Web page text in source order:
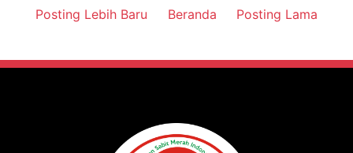
Posting Lebih Baru Posting Lama
Beranda